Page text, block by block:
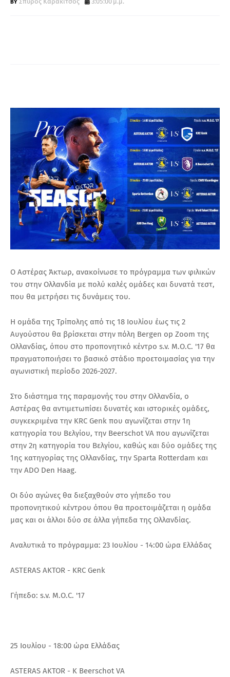
Ο Αστέρας Άκτωρ, ανακοίνωσε το πρόγραμμα των φιλικών
του στην Ολλανδία με πολύ καλές ομάδες και δυνατά τεστ,
που θα μετρήσει τις δυνάμεις του.
Η ομάδα της Τρίπολης από τις 18 Ιουλίου έως τις 2
Αυγούστου θα βρίσκεται στην πόλη Bergen op Zoom της
Ολλανδίας, όπου στο προπονητικό κέντρο s.v. M.O.C. '17 θα
πραγματοποιήσει το βασικό στάδιο προετοιμασίας για την
αγωνιστική περίοδο 2026-2027.
Στο διάστημα της παραμονής του στην Ολλανδία, ο
Αστέρας θα αντιμετωπίσει δυνατές και ιστορικές ομάδες,
συγκεκριμένα την KRC Genk που αγωνίζεται στην 1η
κατηγορία του Βελγίου, την Beerschot VA που αγωνίζεται
στην 2η κατηγορία του Βελγίου, καθώς και δύο ομάδες της
1ης κατηγορίας της Ολλανδίας, την Sparta Rotterdam και
την ADO Den Haag.
Οι δύο αγώνες θα διεξαχθούν στο γήπεδο του
προπονητικού κέντρου όπου θα προετοιμάζεται η ομάδα
μας και οι άλλοι δύο σε άλλα γήπεδα της Ολλανδίας.
Αναλυτικά το πρόγραμμα: 23 Ιουλίου - 14:00 ώρα Ελλάδας
ASTERAS AKTOR - KRC Genk
Γήπεδο: s.v. M.O.C. '17
25 Ιουλίου - 18:00 ώρα Ελλάδας
ASTERAS AKTOR - K Beerschot VA